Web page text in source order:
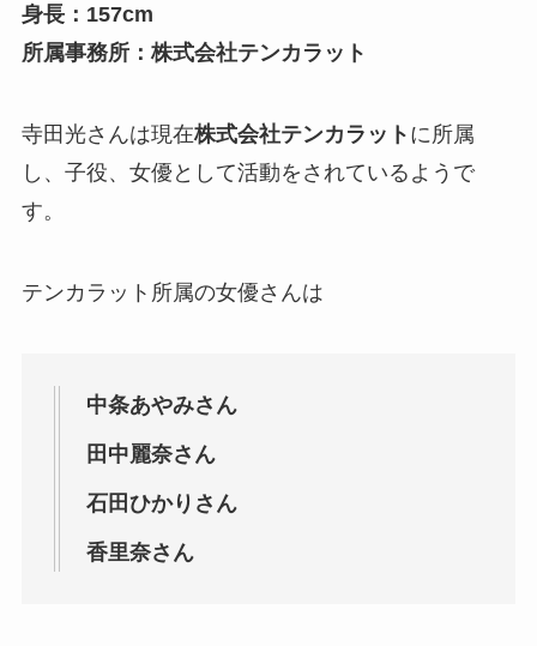
身長：157cm
所属事務所：株式会社テンカラット
寺田光さんは現在株式会社テンカラット に所属
し、子役、女優として活動をされているようで
す。
テンカラット所属の女優さんは
中条あやみさん
田中麗奈さん
石田ひかりさん
香里奈さん